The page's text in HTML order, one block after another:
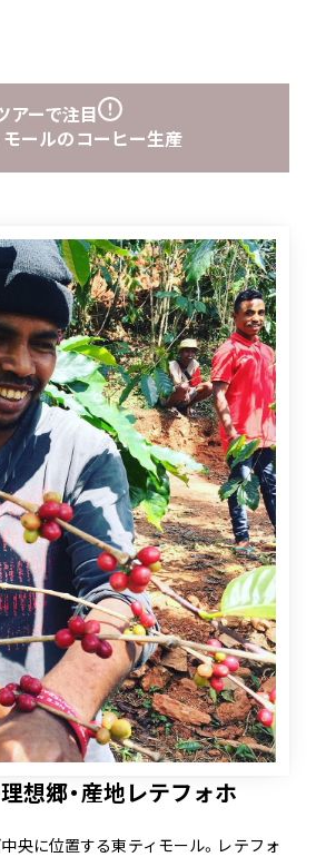
アーで注目
ールのコーヒー生産
想郷・産地レテフォホ
央に位置する東ティモール。レテフォ